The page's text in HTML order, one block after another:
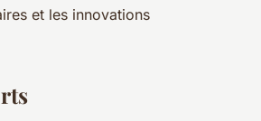
et les innovations